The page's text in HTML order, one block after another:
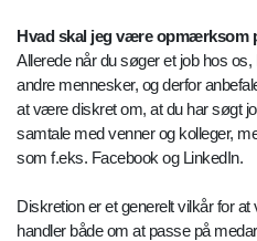
Hvad skal jeg være opmærksom
Allerede når du søger et job hos
andre mennesker, og derfor
at være diskret om, at du har søgt
samtale med venner og kolleger,
som f.eks. Facebook og LinkedIn.
Diskretion er et generelt vilkår for
handler både om at passe på